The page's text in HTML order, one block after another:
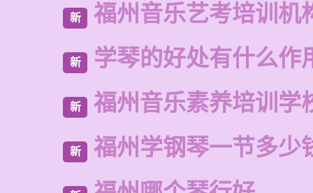
新 福州音乐艺考培训机
新 学琴的好处有什么作
新 福州音乐素养培训学
新 福州学钢琴一节多少